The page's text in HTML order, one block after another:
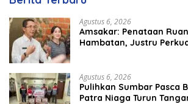
Agustus 6, 2026
Amsakar: Penataan
Hambatan, Justru
Agustus 6, 2026
Pulihkan Sumbar Pasca
Patra Niaga Turun